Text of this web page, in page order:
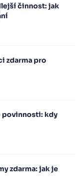
činnost: jak
zdarma pro
povinnosti: kdy
zdarma: jak je